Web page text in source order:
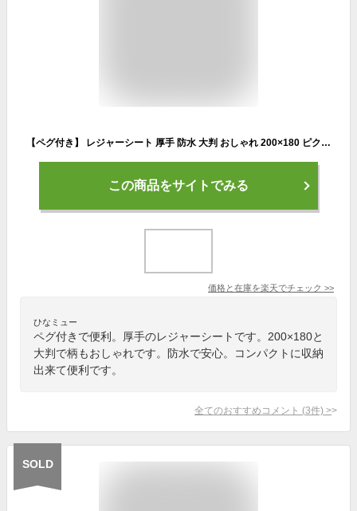
【ペグ付き】 レジャーシート 厚手 防水 大判 おしゃれ 200×180 ピクニックシート コンパクト 運動会 花見 キャンプ アウトドア MOSCO モスコ 【あす楽対応】
この商品をサイトでみる
価格と在庫を楽天でチェック >>
ひなミュー
ペグ付きで便利。厚手のレジャーシートです。200×180と
大判で柄もおしゃれです。防水で安心。コンパクトに収納
出来て便利です。
全てのおすすめコメント (3件) >
SOLD